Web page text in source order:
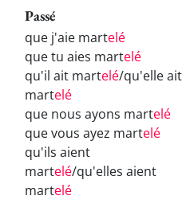
Passé
que j'aie martelé
que tu aies martelé
qu'il ait martelé/qu'elle ait
martelé
que nous ayons martelé
que vous ayez martelé
qu'ils aient
martelé/qu'elles aient
martelé